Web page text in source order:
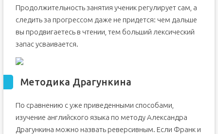
Продолжительность занятия ученик регулирует сам, а
следить за прогрессом даже не придется: чем дальше
вы продвигаетесь в чтении, тем больший лексический
запас усваивается.
Методика Драгункина
По сравнению с уже приведенными способами,
изучение английского языка по методу Александра
Драгункина можно назвать реверсивным. Если Франк и